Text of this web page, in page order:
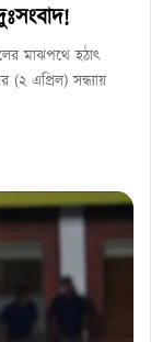
মাঝপথে হঠাৎ
(২ এপ্রিল) সন্ধ্যায়